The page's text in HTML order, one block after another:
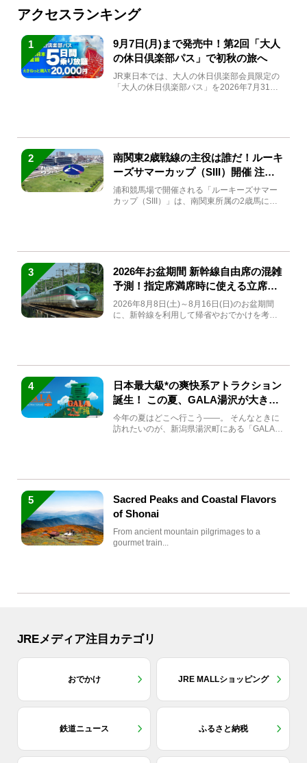
アクセスランキング
1
9月7日(月)まで発売中！第2回「大人
の休日倶楽部パス」で初秋の旅へ
JR東日本では、大人の休日倶楽部会員限定の
「大人の休日倶楽部パス」を2026年7月31日
2
南関東2歳戦線の主役は誰だ！ルーキ
ーズサマーカップ（SIII）開催 注目
馬と見どころをチェック
浦和競馬場で開催される「ルーキーズサマー
カップ（SIII）」は、南関東所属の2歳馬によ
3
2026年お盆期間 新幹線自由席の混雑
予測！指定席満席時に使える立席特
急券も解説
2026年8月8日(土)～8月16日(日)のお盆期間
に、新幹線を利用して帰省やおでかけを考え
4
日本最大級*の爽快系アトラクション
誕生！ この夏、GALA湯沢が大きく
生まれ変わる
今年の夏はどこへ行こう――。 そんなときに
訪れたいのが、新潟県湯沢町にある「GALA湯
5
Sacred Peaks and Coastal Flavors
of Shonai
From ancient mountain pilgrimages to a
gourmet train...
JREメディア注目カテゴリ
おでかけ JRE MALLショッピング
鉄道ニュース ふるさと納税